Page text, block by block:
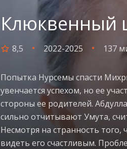
Клюквенный
8,5 2022-2025 137
Попытка Нурсемы спасти
увенчается успехом, но ее
стороны ее родителей.
сильно отчитывают Умута,
Несмотря на странность
видеть его счастливым.